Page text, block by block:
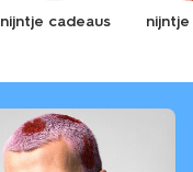
nijntje cadeaus